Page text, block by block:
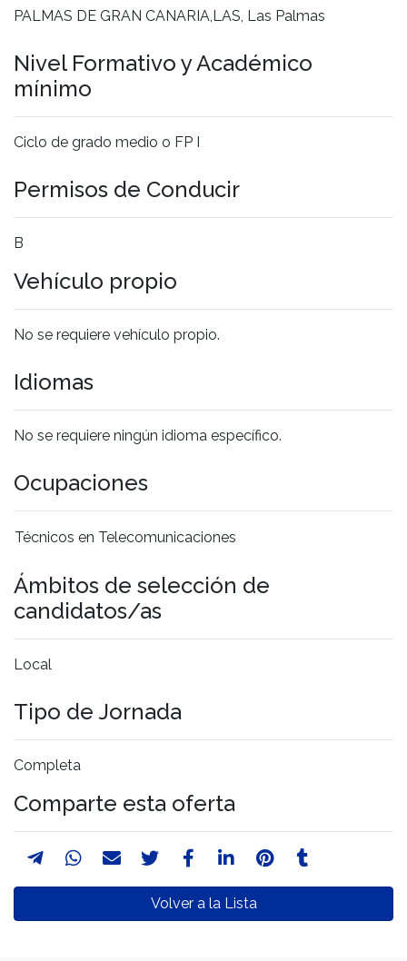
PALMAS DE GRAN CANARIA,LAS, Las Palmas
Nivel Formativo y Académico
mínimo
Ciclo de grado medio o FP I
Permisos de Conducir
B
Vehículo propio
No se requiere vehículo propio.
Idiomas
No se requiere ningún idioma específico.
Ocupaciones
Técnicos en Telecomunicaciones
Ámbitos de selección de
candidatos/as
Local
Tipo de Jornada
Completa
Comparte esta oferta
Volver a la Lista